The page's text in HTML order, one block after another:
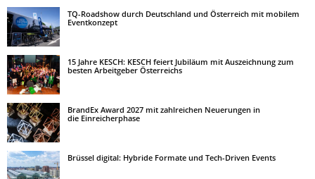
TQ-Roadshow durch Deutschland und Österreich mit mobilem
Eventkonzept
15 Jahre KESCH: KESCH feiert Jubiläum mit Auszeichnung zum
besten Arbeitgeber Österreichs
BrandEx Award 2027 mit zahlreichen Neuerungen in
die Einreicherphase
Brüssel digital: Hybride Formate und Tech-Driven Events